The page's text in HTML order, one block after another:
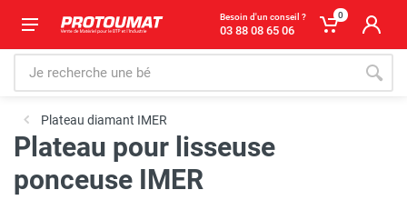
Besoin d'un conseil ?
03 88 08 65 06
0
Plateau diamant IMER
Plateau pour lisseuse
ponceuse IMER